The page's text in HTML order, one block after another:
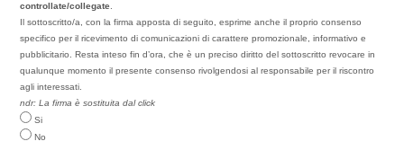
controllate/collegate
Il sottoscritto/a, con la firma apposta di seguito, esprime anche il proprio consenso
specifico per il ricevimento di comunicazioni di carattere promozionale, informativo e
pubblicitario. Resta inteso fin d’ora, che è un preciso diritto del sottoscritto revocare in
qualunque momento il presente consenso rivolgendosi al responsabile per il riscontro
agli interessati.
ndr: La firma è sostituita dal click
Si
No